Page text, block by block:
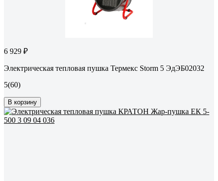
6 929 ₽
Электрическая тепловая пушка Термекс Storm 5 ЭдЭБ02032
5(60)
В корзину